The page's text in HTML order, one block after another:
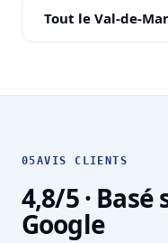
Tout le Val-de-
05AVIS CLIENTS
4,8/5 · Basé
Google